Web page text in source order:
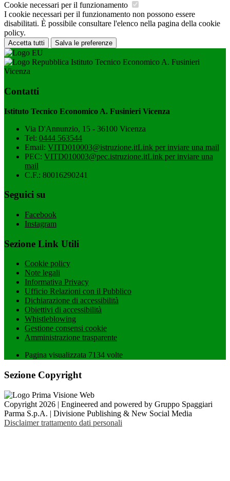
Cookie necessari per il funzionamento
I cookie necessari per il funzionamento non possono essere
disabilitati. È possibile consultare l'elenco nella pagina della cookie
policy.
Accetta tutti Salva le preferenze
Istituto Tecnico Economico A. Fusinieri
Vicenza
Contatti
Istituto Tecnico Economico A. Fusinieri Vicenza
Via D'Annunzio, 15 - 36100 Vicenza
Tel: 0444 563544
Email: VITD010003@istruzione.itLink per inviare una mail
PEC: VITD010003@pec.istruzione.itLink per inviare una
mail
C.F.: 80016290241
Seguici su
Facebook
Instagram
Sezione Link Utili
Cookie policy
Note legali
Informativa Privacy
Ufficio Relazioni con il Pubblico
Dichiarazione di accessibilità
Obiettivi di accessibilità
Whistleblowing
Gestione consensi cookie
Amministrazione trasparente
Pagina visualizzata 7134 volte
Sezione Copyright
Copyright 2026 | Engineered and powered by Gruppo Spaggiari
Parma S.p.A. | Divisione Publishing & New Social Media
Disclaimer trattamento dati personali